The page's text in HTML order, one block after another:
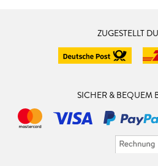
ZUGESTELLT
SICHER & BEQUEM